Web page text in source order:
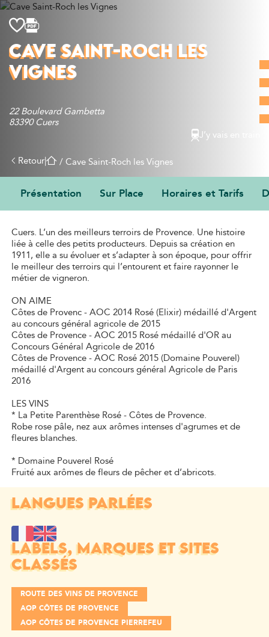
Découvrir
Que faire
Bien manger
Agenda
Préparer sa visite
CAVE SAINT-ROCH LES
VIGNES
22 Boulevard Gambetta
83390 Cuers
J’y vais en train
Retour| /Cave Saint-Roch les Vignes
Présentation Sur Place Horaires et Tarifs
Cuers. L’un des meilleurs terroirs de Provence. Une histoire
liée à celle des petits producteurs. Depuis sa création en
1911, elle a su évoluer et s’adapter à son époque, pour offrir
le meilleur des terroirs qui l’entourent et faire rayonner le
métier de vigneron.
ON AIME
Côtes de Provenc - AOC 2014 Rosé (Elixir) médaillé d'Argent
au concours général agricole de 2015
Côtes de Provence - AOC 2015 Rosé médaillé d'OR au
Concours Général Agricole de 2016
Côtes de Provence - AOC Rosé 2015 (Domaine Pouverel)
médaillé d'Argent au concours général Agricole de Paris
2016
LES VINS
* La Petite Parenthèse Rosé - Côtes de Provence.
Robe rose pâle, nez aux arômes intenses d'agrumes et de
fleures blanches.
* Domaine Pouverel Rosé
Fruité aux arômes de fleurs de pêcher et d’abricots.
LANGUES PARLÉES
LABELS, MARQUES ET SITES
CLASSÉS
ROUTE DES VINS DE PROVENCE
AOP CÔTES DE PROVENCE
AOP CÔTES DE PROVENCE PIERREFEU